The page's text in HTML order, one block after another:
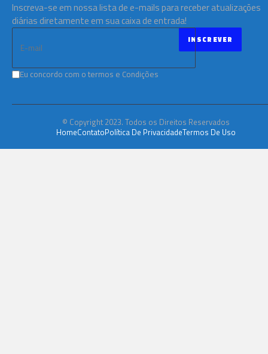
Inscreva-se em nossa lista de e-mails para receber atualizações
diárias diretamente em sua caixa de entrada!
Eu concordo com o termos e Condições
© Copyright 2023. Todos os Direitos Reservados
HomeContatoPolítica De PrivacidadeTermos De Uso